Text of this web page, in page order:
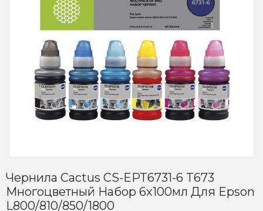
Чернила Cactus CS-EPT6731-6 T673
Многоцветный Набор 6x100мл Для Epson
L800/810/850/1800